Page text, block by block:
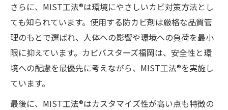
さらに、MIST工法®は環境にやさしいカビ対策方法とし
ても知られています。使用する防カビ剤は厳格な品質管
理のもとで選ばれ、人体への影響や環境への負荷を最小
限に抑えています。カビバスターズ福岡は、安全性と環
境への配慮を最優先に考えながら、MIST工法®を実施し
ています。
最後に、MIST工法®はカスタマイズ性が高い点も特徴の